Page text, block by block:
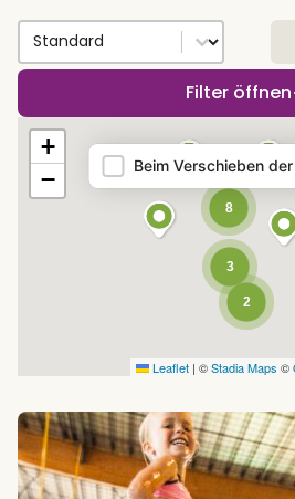
Filter öffnen
Sort by
Sort content
Map
2
3
8
+
−
Leaflet | ©Stadia Maps ©
Beim Verschieben